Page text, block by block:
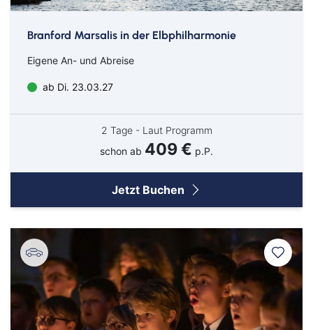
Branford Marsalis in der Elbphilharmonie
Eigene An- und Abreise
ab Di. 23.03.27
2 Tage - Laut Programm
schon ab 409 € p.P.
Jetzt Buchen